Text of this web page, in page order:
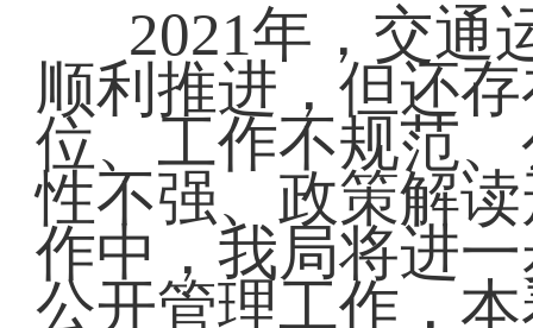
2021年，交通
顺利推进，但还
位、工作不规范
性不强、政策解
作中，我局将进
公开管理工作，